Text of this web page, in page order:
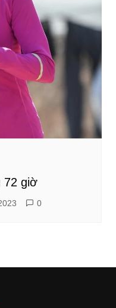
72 giờ
0